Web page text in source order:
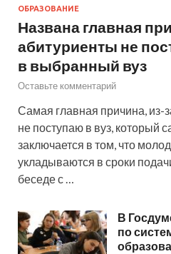
ОБРАЗОВАНИЕ
Названа главная
абитуриенты не
в выбранный вуз
Оставьте комментарий
Самая главная причина, из-
не поступаю в вуз, который
заключается в том, что
укладываются в сроки
беседе с …
В
по